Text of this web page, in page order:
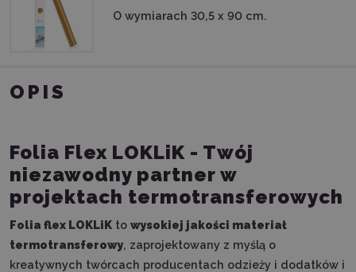
O wymiarach 30,5 x 90 cm.
OPIS
Folia Flex LOKLiK - Twój
niezawodny partner w
projektach termotransferowych
Folia flex LOKLiK to wysokiej jakości materiał
termotransferowy, zaprojektowany z myślą o
kreatywnych twórcach producentach odzieży i dodatków i